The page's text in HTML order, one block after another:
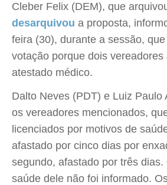
Cleber Felix (DEM), que
desarquivou a proposta,
feira (30), durante a sessão,
votação porque dois vereadores
atestado médico.
Dalto Neves (PDT) e Luiz Paulo
os vereadores mencionados,
licenciados por motivos de
afastado por cinco dias por
segundo, afastado por três
saúde dele não foi informado.